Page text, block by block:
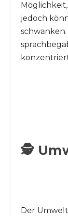
jedoch
🕵️
Der